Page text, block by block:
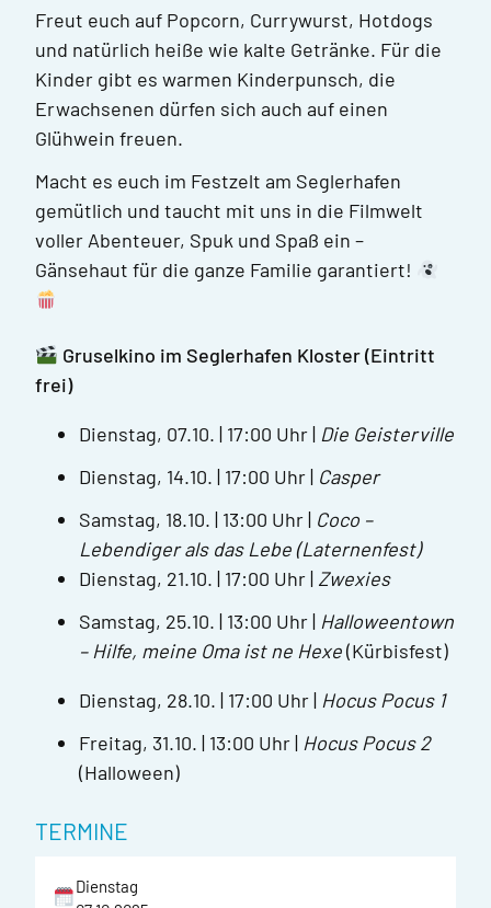
Freut euch auf Popcorn, Currywurst, Hotdogs
und natürlich heiße wie kalte Getränke. Für die
Kinder gibt es warmen Kinderpunsch, die
Erwachsenen dürfen sich auch auf einen
Glühwein freuen.
Macht es euch im Festzelt am Seglerhafen
gemütlich und taucht mit uns in die Filmwelt
voller Abenteuer, Spuk und Spaß ein –
Gänsehaut für die ganze Familie garantiert!
Gruselkino im Seglerhafen Kloster (Eintritt
frei)
Dienstag, 07.10. | 17:00 Uhr | Die Geisterville
Dienstag, 14.10. | 17:00 Uhr | Casper
Samstag, 18.10. | 13:00 Uhr | Coco –
Lebendiger als das Lebe (Laternenfest)
Dienstag, 21.10. | 17:00 Uhr | Zwexies
Samstag, 25.10. | 13:00 Uhr | Halloweentown
– Hilfe, meine Oma ist ne Hexe(Kürbisfest)
Dienstag, 28.10. | 17:00 Uhr | Hocus Pocus 1
Freitag, 31.10. | 13:00 Uhr | Hocus Pocus 2
(Halloween)
TERMINE
Dienstag